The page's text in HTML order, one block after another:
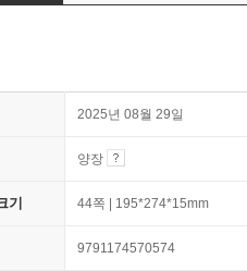
2025년 08월 29일
양장
기 44쪽 | 195*274*15mm
9791174570574